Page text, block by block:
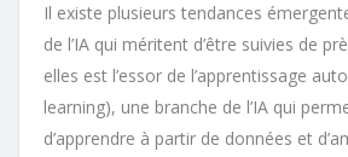
Il existe plusieurs tendances
de l’IA qui méritent d’être suivies de
elles est l’essor de l’apprentissage
learning), une branche de l’IA qui
d’apprendre à partir de données et